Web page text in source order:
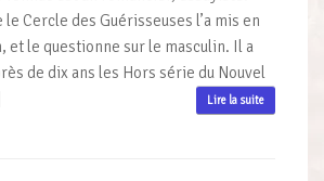
Cercle des Guérisseuses l’a mis en
et le questionne sur le masculin. Il a
de dix ans les Hors série du Nouvel
Lire la suite